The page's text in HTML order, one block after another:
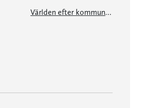
Världen efter kommunismen